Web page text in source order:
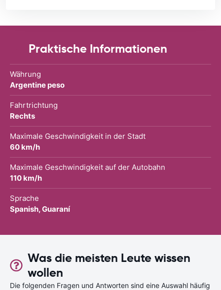
Praktische Informationen
Währung
Argentine peso
Fahrtrichtung
Rechts
Maximale Geschwindigkeit in der Stadt
60 km/h
Maximale Geschwindigkeit auf der Autobahn
110 km/h
Sprache
Spanish, Guaraní
Was die meisten Leute wissen
wollen
Die folgenden Fragen und Antworten sind eine Auswahl häufig